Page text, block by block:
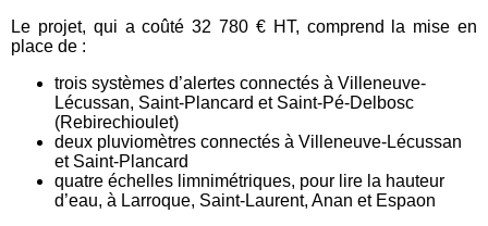
Le projet, qui a coûté 32 780 € HT, comprend la mise en
place de :
trois systèmes d’alertes connectés à Villeneuve-
Lécussan, Saint-Plancard et Saint-Pé-Delbosc
(Rebirechioulet)
deux pluviomètres connectés à Villeneuve-Lécussan
et Saint-Plancard
quatre échelles limnimétriques, pour lire la hauteur
d’eau, à Larroque, Saint-Laurent, Anan et Espaon